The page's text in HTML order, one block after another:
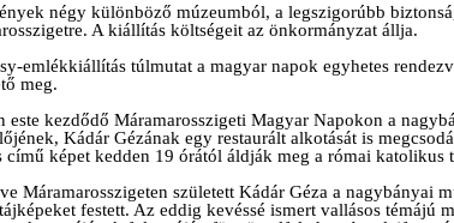
négy különböző múzeumból, a legszigorúbb
A kiállítás költségeit az önkormányzat állja.
emlékkiállítás túlmutat a magyar napok egyhetes
meg.
este kezdődő Máramarosszigeti Magyar Napokon a
Kádár Gézának egy restaurált alkotását is
című képet kedden 19 órától áldják meg a római katolikus
Máramarosszigeten született Kádár Géza a nagybányai
festett. Az eddig kevéssé ismert vallásos témájú